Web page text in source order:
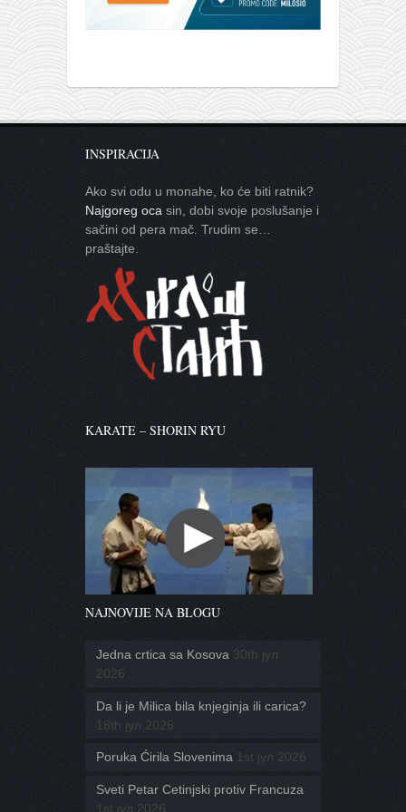
INSPIRACIJA
Ako svi odu u monahe, ko će biti ratnik?
Najgoreg oca sin, dobi svoje poslušanje i
sačini od pera mač. Trudim se…
praštajte.
KARATE – SHORIN RYU
NAJNOVIJE NA BLOGU
Jedna crtica sa Kosova 30th јул
2026
Da li je Milica bila knjeginja ili carica?
18th јул 2026
Poruka Ćirila Slovenima 1st јул 2026
Sveti Petar Cetinjski protiv Francuza
1st јул 2026